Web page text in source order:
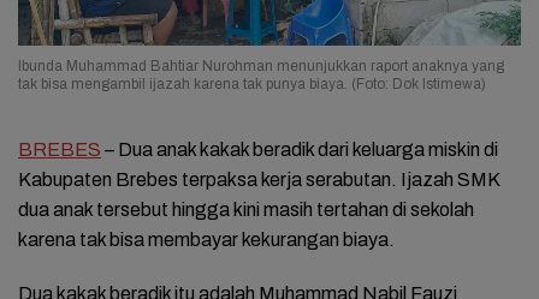
Ibunda Muhammad Bahtiar Nurohman menunjukkan raport anaknya yang
tak bisa mengambil ijazah karena tak punya biaya. (Foto: Dok Istimewa)
BREBES – Dua anak kakak beradik dari keluarga miskin di
Kabupaten Brebes terpaksa kerja serabutan. Ijazah SMK
dua anak tersebut hingga kini masih tertahan di sekolah
karena tak bisa membayar kekurangan biaya.
Dua kakak beradik itu adalah Muhammad Nabil Fauzi